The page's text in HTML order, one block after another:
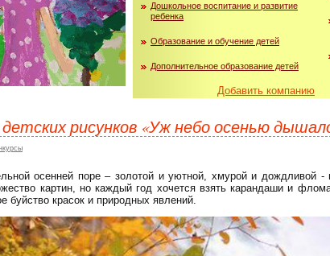
Дошкольное воспитание и развитие
ребенка
Образование и обучение детей
Дополнительное образование детей
Добавить компанию
детских рисунков «Уж небо осенью
осенней поре – золотой и уютной, хмурой и дождливой -
картин, но каждый год хочется взять карандаши и
буйство красок и природных явлений.